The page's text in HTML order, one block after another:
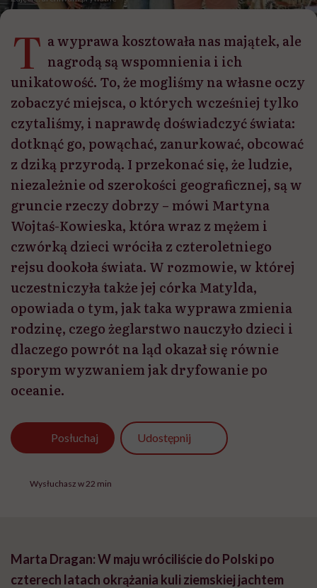
T a wyprawa kosztowała nas majątek, ale
nagrodą są wspomnienia i ich
unikatowość. To, że mogliśmy na własne oczy
zobaczyć miejsca, o których wcześniej tylko
czytaliśmy, i naprawdę doświadczyć świata:
dotknąć go, powąchać, zanurkować, obcować
z dziką przyrodą. I przekonać się, że ludzie,
niezależnie od szerokości geograficznej, są w
gruncie rzeczy dobrzy – mówi Martyna
Wojtaś-Kowieska, która wraz z mężem i
czwórką dzieci wróciła z czteroletniego
rejsu dookoła świata. W rozmowie, w której
uczestniczyła także jej córka Matylda,
opowiada o tym, jak taka wyprawa zmienia
rodzinę, czego żeglarstwo nauczyło dzieci i
dlaczego powrót na ląd okazał się równie
sporym wyzwaniem jak dryfowanie po
oceanie.
Posłuchaj Udostępnij
Wysłuchasz w 22 min
Marta Dragan: W maju wróciliście do Polski po
czterech latach okrążania kuli ziemskiej jachtem